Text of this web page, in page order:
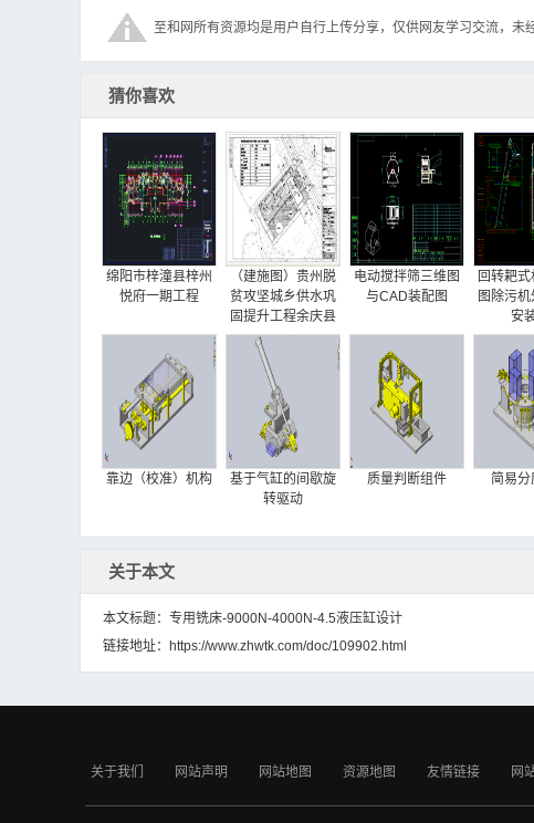
至和网所有资源均是用户自行上传分享，仅供网友学习交流，未
猜你喜欢
绵阳市梓潼县梓州
悦府一期工程
（建施图）贵州脱
贫攻坚城乡供水巩
固提升工程余庆县
项目（生产调度中
电动搅拌筛三维图
与CAD装配图
回转耙
图除污机
安
靠边（校准）机构
基于气缸的间歇旋
转驱动
质量判断组件 简易分
关于本文
本文标题：专用铣床-9000N-4000N-4.5液压缸设计
链接地址： https://www.zhwtk.com/doc/109902.html
关于我们 网站声明 网站地图 资源地图 友情链接 网